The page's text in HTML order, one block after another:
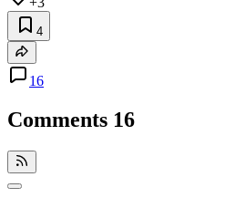
4
16
Comments 16